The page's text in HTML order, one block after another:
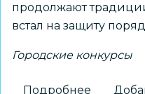
продолжают
встал на защиту
Городские конкурсы
Подробнее